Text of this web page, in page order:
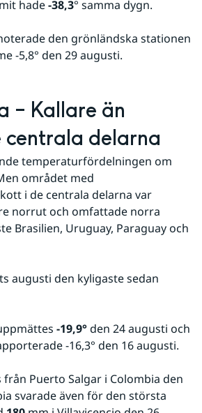
hade -38,3° samma dygn.
den grönländska stationen
-5,8° den 29 augusti.
– Kallare än
centrala delarna
temperaturfördelningen om
området med
i de centrala delarna var
norrut och omfattade norra
Brasilien, Uruguay, Paraguay och
augusti den kyligaste sedan
-19,9° den 24 augusti och
-16,3° den 16 augusti.
Puerto Salgar i Colombia den
svarade även för den största